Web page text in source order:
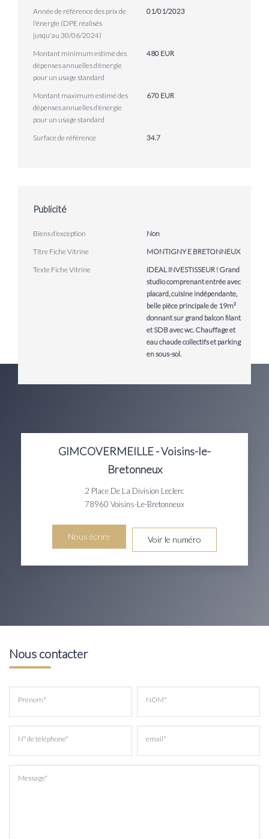
Année de référence des prix de
l'énergie (DPE réalisés
jusqu'au 30/06/2024)
01/01/2023
Montant minimum estimé des
dépenses annuelles d'énergie
pour un usage standard
480 EUR
Montant maximum estimé des
dépenses annuelles d'énergie
pour un usage standard
670 EUR
Surface de référence 34.7
Publicité
Biens d'exception
Non
Titre Fiche Vitrine
MONTIGNY E BRETONNEUX
Texte Fiche Vitrine
IDEAL INVESTISSEUR ! Grand
studio comprenant entrée avec
placard, cuisine indépendante,
belle pièce principale de 19m²
donnant sur grand balcon filant
et SDB avec wc. Chauffage et
eau chaude collectifs et parking
en sous-sol.
GIMCOVERMEILLE - Voisins-le-
Bretonneux
2 Place De La Division Leclerc
78960 Voisins-Le-Bretonneux
Nous écrire Voir le numéro
Nous contacter
Prénom* NOM*
N° de téléphone* email*
Message*